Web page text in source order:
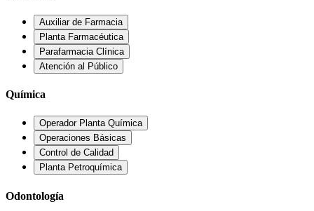
Auxiliar de Farmacia
Planta Farmacéutica
Parafarmacia Clínica
Atención al Público
Química
Operador Planta Química
Operaciones Básicas
Control de Calidad
Planta Petroquímica
Odontología